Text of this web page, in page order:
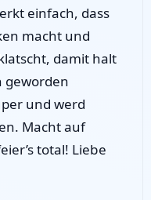
einfach, dass
macht und
damit halt
geworden
und werd
Macht auf
total! Liebe